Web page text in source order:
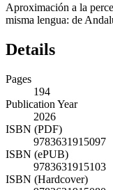
Aproximación a la
misma lengua: de
Details
Pages
194
Publication Year
2026
ISBN (PDF)
9783631915097
ISBN (ePUB)
9783631915103
ISBN (Hardcover)